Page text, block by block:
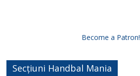
Become a Patron!
Secțiuni Handbal Mania